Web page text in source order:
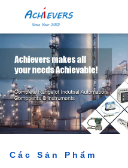
Các Sản Phẩm